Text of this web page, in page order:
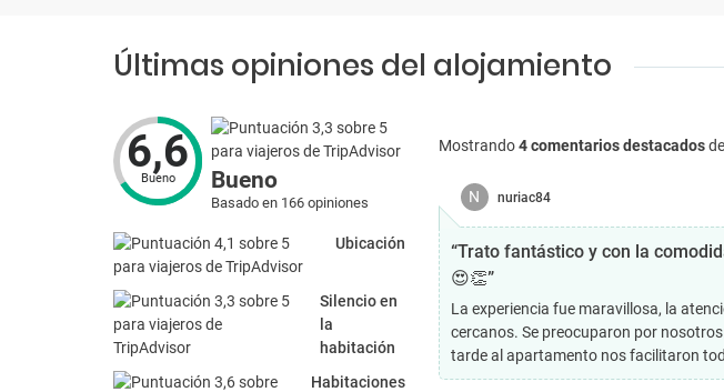
Últimas opiniones del alojamiento
6,6
Bueno Bueno
Basado en 166 opiniones
Ubicación
Silencio en
la
habitación
Habitaciones
Mostrando4 comentarios destacados
N nuriac84
“Trato fantástico y con la
😍👏”
La experiencia fue maravillosa, la
cercanos. Se preocuparon por
tarde al apartamento nos facilitaron